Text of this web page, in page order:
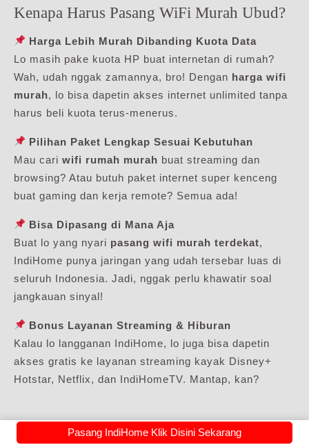
Kenapa Harus Pasang WiFi Murah Ubud?
Harga Lebih Murah Dibanding Kuota Data
Lo masih pake kuota HP buat internetan di rumah?
Wah, udah nggak zamannya, bro! Dengan harga wifi
murah, lo bisa dapetin akses internet unlimited tanpa
harus beli kuota terus-menerus.
Pilihan Paket Lengkap Sesuai Kebutuhan
Mau cari wifi rumah murah buat streaming dan
browsing? Atau butuh paket internet super kenceng
buat gaming dan kerja remote? Semua ada!
Bisa Dipasang di Mana Aja
Buat lo yang nyari pasang wifi murah terdekat,
IndiHome punya jaringan yang udah tersebar luas di
seluruh Indonesia. Jadi, nggak perlu khawatir soal
jangkauan sinyal!
Bonus Layanan Streaming & Hiburan
Kalau lo langganan IndiHome, lo juga bisa dapetin
akses gratis ke layanan streaming kayak Disney+
Hotstar, Netflix, dan IndiHomeTV. Mantap, kan?
Tips Pilih Paket WiFi Paling Murah Sesuai
Pasang IndiHome Klik Disini Sekarang